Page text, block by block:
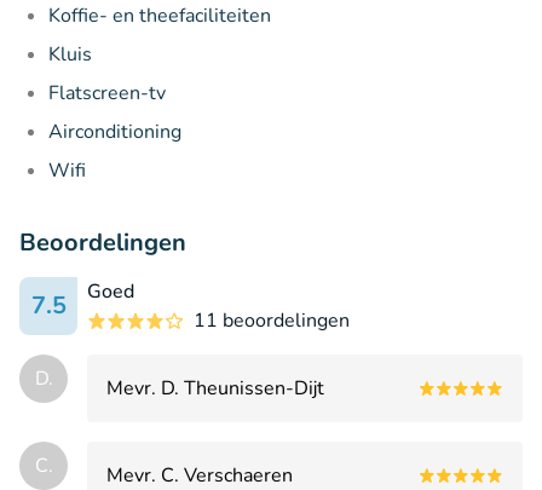
Koffie- en theefaciliteiten
Kluis
Flatscreen-tv
Airconditioning
Wifi
Beoordelingen
7.5
Goed
11 beoordelingen
D. Mevr. D. Theunissen-Dijt
C. Mevr. C. Verschaeren